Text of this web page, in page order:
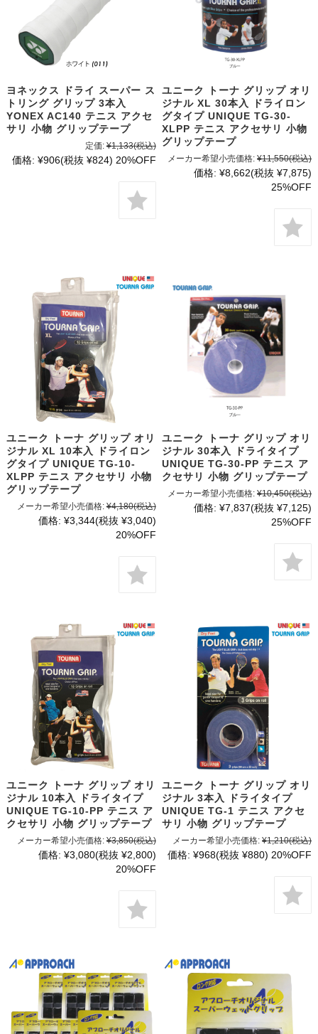
ヨネックス ドライ スーパー ス
トリング グリップ 3本入
YONEX AC140 テニス アクセ
サリ 小物 グリップテープ
定価: ¥1,133(税込)
価格: ¥906(税抜 ¥824) 20%OFF
ユニーク トーナ グリップ オリ
ジナル XL 30本入 ドライロン
グタイプ UNIQUE TG-30-
XLPP テニス アクセサリ 小物
グリップテープ
メーカー希望小売価格: ¥11,550(税込)
価格: ¥8,662(税抜 ¥7,875)
25%OFF
ユニーク トーナ グリップ オリ
ジナル XL 10本入 ドライロン
グタイプ UNIQUE TG-10-
XLPP テニス アクセサリ 小物
グリップテープ
メーカー希望小売価格: ¥4,180(税込)
価格: ¥3,344(税抜 ¥3,040)
20%OFF
ユニーク トーナ グリップ オリ
ジナル 30本入 ドライタイプ
UNIQUE TG-30-PP テニス ア
クセサリ 小物 グリップテープ
メーカー希望小売価格: ¥10,450(税込)
価格: ¥7,837(税抜 ¥7,125)
25%OFF
ユニーク トーナ グリップ オリ
ジナル 10本入 ドライタイプ
UNIQUE TG-10-PP テニス ア
クセサリ 小物 グリップテープ
メーカー希望小売価格: ¥3,850(税込)
価格: ¥3,080(税抜 ¥2,800)
20%OFF
ユニーク トーナ グリップ オリ
ジナル 3本入 ドライタイプ
UNIQUE TG-1 テニス アクセ
サリ 小物 グリップテープ
メーカー希望小売価格: ¥1,210(税込)
価格: ¥968(税抜 ¥880) 20%OFF